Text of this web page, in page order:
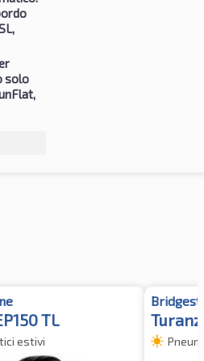
solo
TL
estivi